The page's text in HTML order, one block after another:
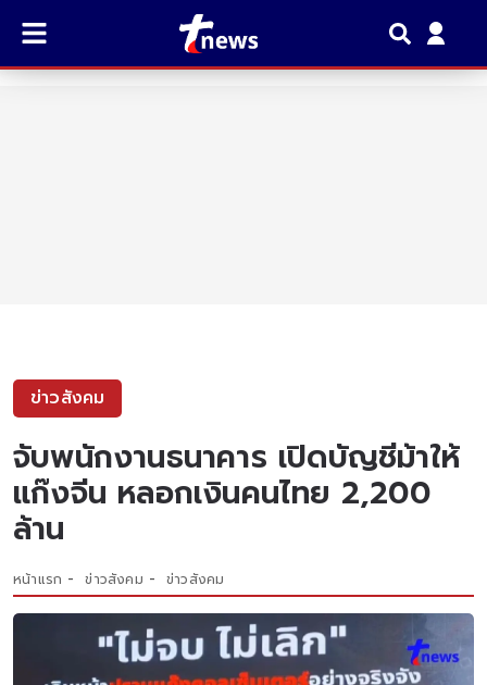
ข่าวสังคม
จับพนักงานธนาคาร เปิดบัญชีม้าให้
แก๊งจีน หลอกเงินคนไทย 2,200
ล้าน
หน้าแรก ข่าวสังคม ข่าวสังคม